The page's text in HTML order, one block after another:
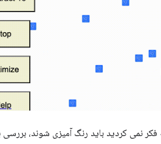
نمی کردید باید رنگ آمیزی شوند، بررسی